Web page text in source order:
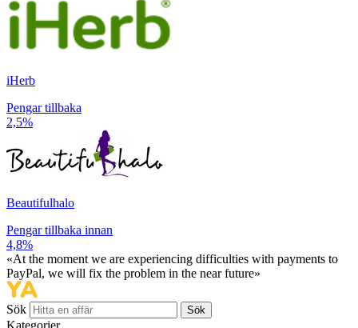
iHerb
Pengar tillbaka
2,5%
Beautifulhalo
Pengar tillbaka innan
4,8%
«At the moment we are experiencing difficulties with payments to
PayPal, we will fix the problem in the near future»
Sök Sök